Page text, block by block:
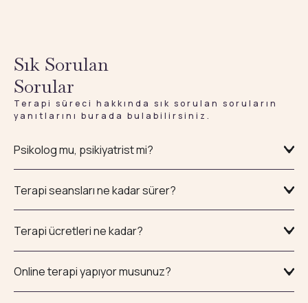
Sık Sorulan
Sorular
Terapi süreci hakkında sık sorulan soruların
yanıtlarını burada bulabilirsiniz.
Psikolog mu, psikiyatrist mi?
Terapi seansları ne kadar sürer?
Terapi ücretleri ne kadar?
Online terapi yapıyor musunuz?